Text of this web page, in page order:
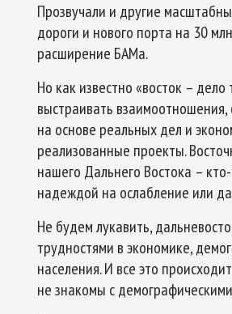
Прозвучали и другие
дороги и нового порта на 30
расширение БАМа.
Но как известно «восток –
выстраивать
на основе реальных дел и
реализованные проекты.
нашего Дальнего Востока –
надеждой на ослабление или
Не будем лукавить,
трудностями в экономике,
населения. И все это
не знакомы с